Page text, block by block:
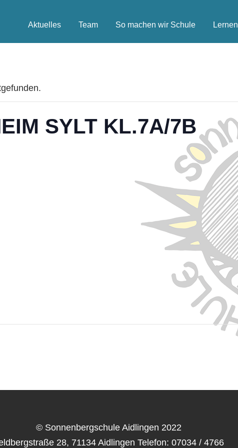
Aktuelles Team So machen wir Schule Lernen
SYLT KL.7A/7B
© Sonnenbergschule Aidlingen 2022
28, 71134 Aidlingen Telefon: 07034 / 4766